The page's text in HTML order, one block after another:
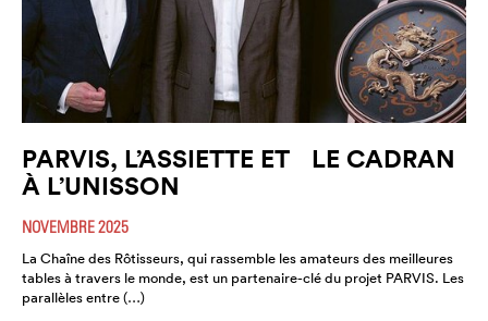
PARVIS, L’ASSIETTE ET LE CADRAN
À L’UNISSON
NOVEMBRE 2025
La Chaîne des Rôtisseurs, qui rassemble les amateurs des meilleures
tables à travers le monde, est un partenaire-clé du projet PARVIS. Les
parallèles entre (…)